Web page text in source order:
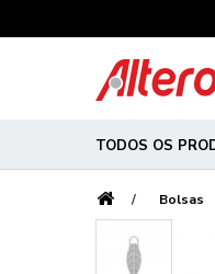
TODOS OS
Bolsas